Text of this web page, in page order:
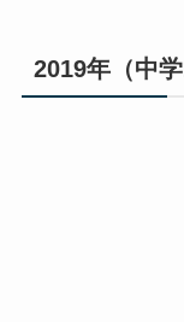
2019年（中学